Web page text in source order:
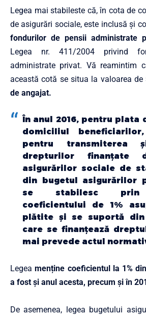
Legea mai stabileste că, în cota de
de asigurări sociale, este inclusă și
fondurilor de pensii administrate
Legea nr. 411/2004 privind
administrate privat. Vă reamintim
această cotă se situa la valoarea de
de angajat.
În anul 2016, pentru plata
domiciliul
pentru transmiterea
drepturilor finanțate
asigurărilor sociale de
din bugetul asigurărilor
se stabilesc prin
coeficientului de 1%
plătite și se suportă
care se finanțează
mai prevede actul
Legeamenține coeficientul la 1%
a fost și anul acesta, precum și în
De asemenea, legea bugetului